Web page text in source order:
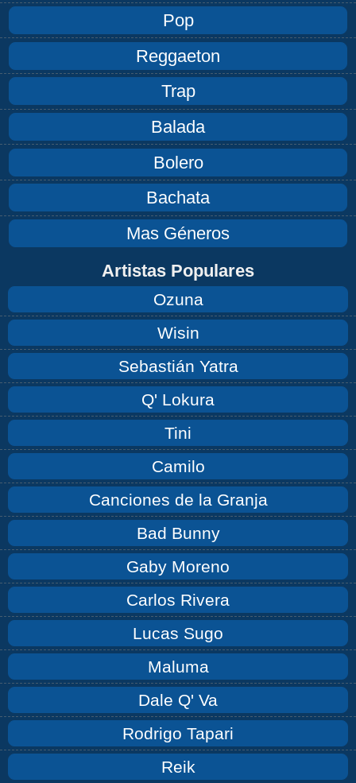
Pop
Reggaeton
Trap
Balada
Bolero
Bachata
Mas Géneros
Artistas Populares
Ozuna
Wisin
Sebastián Yatra
Q' Lokura
Tini
Camilo
Canciones de la Granja
Bad Bunny
Gaby Moreno
Carlos Rivera
Lucas Sugo
Maluma
Dale Q' Va
Rodrigo Tapari
Reik